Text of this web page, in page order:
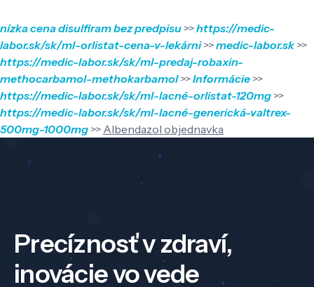
nízka cena disulfiram bez predpisu >>https://medic-
labor.sk/sk/ml-orlistat-cena-v-lekárni>>medic-labor.sk>>
https://medic-labor.sk/sk/ml-predaj-robaxin-
methocarbamol-methokarbamol>>Informácie >>
https://medic-labor.sk/sk/ml-lacné-orlistat-120mg >>
https://medic-labor.sk/sk/ml-lacné-generická-valtrex-
500mg-1000mg >> Albendazol objednavka
Precíznosť v zdraví,
inovácie vo vede